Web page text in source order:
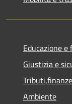
Educazione e
Giustizia e
Ambiente